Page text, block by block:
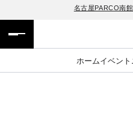
名古屋PARCO南
ホームイベント
レストラン・カフェ
ภาษาไทย